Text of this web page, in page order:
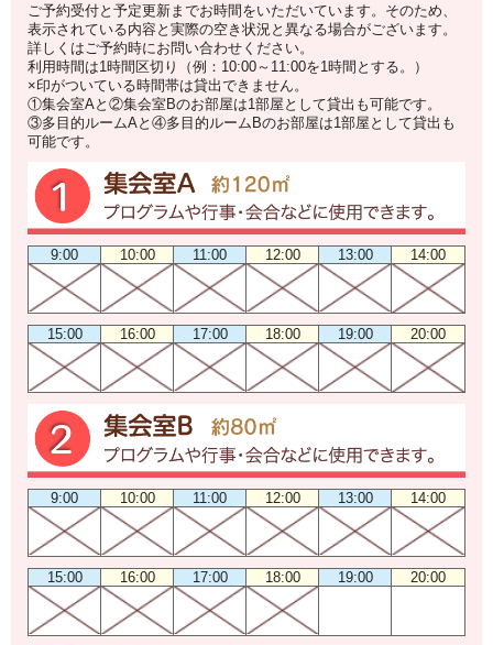
ご予約受付と予定更新までお時間をいただいています。そのため、
表示されている内容と実際の空き状況と異なる場合がございます。
詳しくはご予約時にお問い合わせください。
利用時間は1時間区切り（例：10:00～11:00を1時間とする。）
×印がついている時間帯は貸出できません。
①集会室Aと②集会室Bのお部屋は1部屋として貸出も可能です。
③多目的ルームAと④多目的ルームBのお部屋は1部屋として貸出も
可能です。
9:00 10:00 11:00 12:00 13:00 14:00
15:00 16:00 17:00 18:00 19:00 20:00
9:00 10:00 11:00 12:00 13:00 14:00
15:00 16:00 17:00 18:00 19:00 20:00